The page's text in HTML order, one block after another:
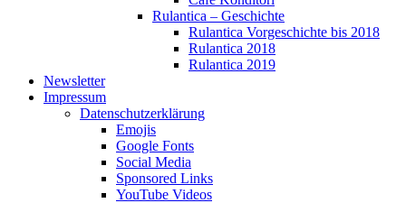
Rulantica – Geschichte
Rulantica Vorgeschichte bis 2018
Rulantica 2018
Rulantica 2019
Newsletter
Impressum
Datenschutzerklärung
Emojis
Google Fonts
Social Media
Sponsored Links
YouTube Videos